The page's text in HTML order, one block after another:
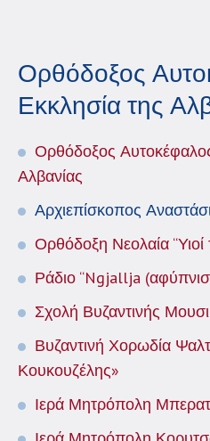
Ορθόδοξος
Εκκλησία της
Ορθόδοξος
Αλβανίας
Αρχιεπίσκοπος
Ορθόδοξη Νεολαία
Ράδιο “Ngjallja
Σχολή Βυζαντινής
Βυζαντινή Χορωδία
Κουκουζέλης»
Ιερά Μητρόπολη